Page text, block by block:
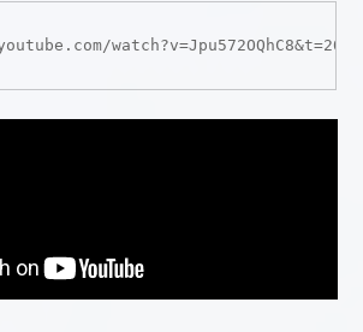
watch?v=Jpu572OQhC8&t=209s